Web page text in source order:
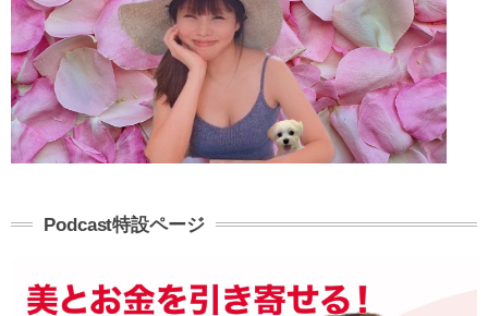
Podcast特設ページ